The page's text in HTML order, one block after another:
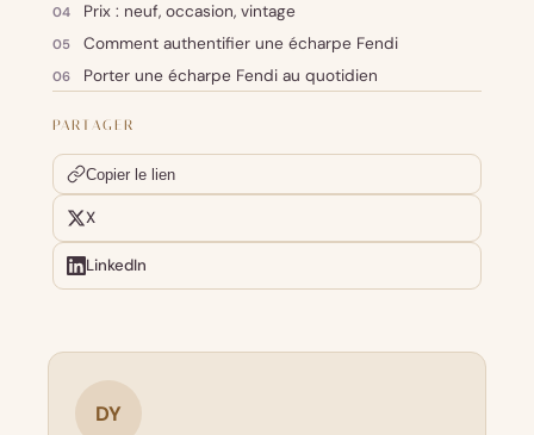
Prix : neuf, occasion, vintage
Comment authentifier une écharpe Fendi
Porter une écharpe Fendi au quotidien
PARTAGER
Copier le lien
X
LinkedIn
DY